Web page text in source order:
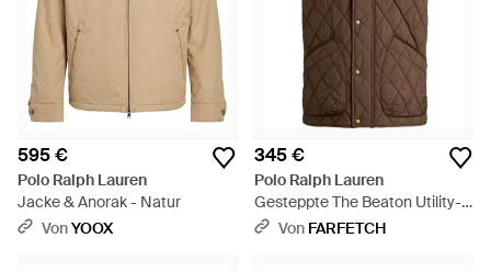
595 €
Polo Ralph Lauren
Jacke & Anorak - Natur
VonYOOX
345 €
Polo Ralph Lauren
Gesteppte The Beaton Utility-
Weste - Braun
Von FARFETCH